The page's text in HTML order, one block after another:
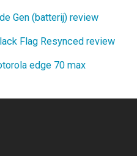
Gen (batterij) review
Flag Resynced review
edge 70 max